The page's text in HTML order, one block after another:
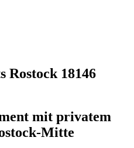
Rostock 18146
mit privatem
Mitte